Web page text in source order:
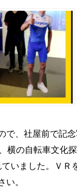
、社屋前で記念
の自転車文化探
いました。ＶＲ
。